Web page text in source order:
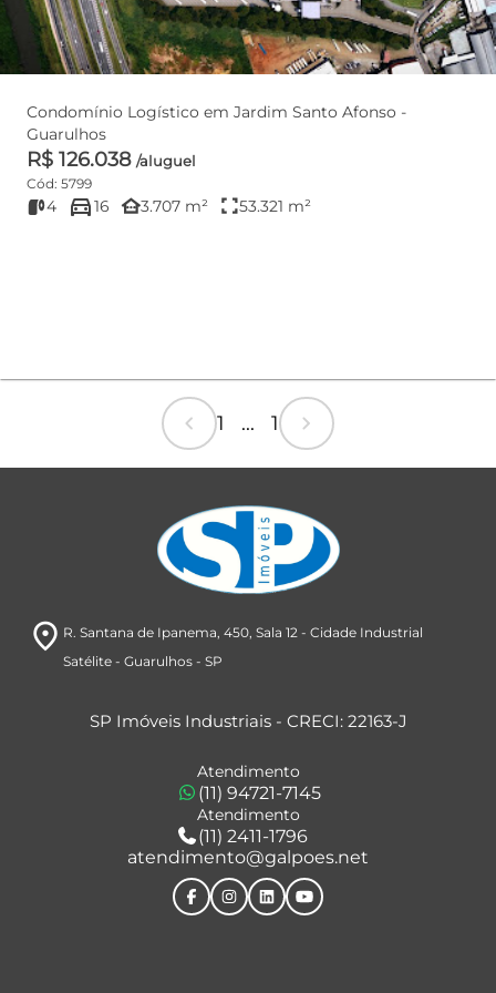
Condomínio Logístico em Jardim Santo Afonso -
Guarulhos
R$ 126.038 /aluguel
Cód: 5799
4 directions_car16 other_houses3.707 m² fullscreen53.321 m²
chevron_left 1 ... 1 chevron_right
room R. Santana de Ipanema, 450, Sala 12- Cidade Industrial
Satélite - Guarulhos- SP
SP Imóveis Industriais - CRECI: 22163-J
Atendimento
(11) 94721-7145
Atendimento
(11) 2411-1796
atendimento@galpoes.net